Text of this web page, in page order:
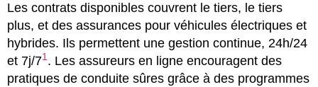
Les contrats disponibles couvrent le tiers, le tiers
plus, et des assurances pour véhicules électriques et
hybrides. Ils permettent une gestion continue, 24h/24
et 7j/71. Les assureurs en ligne encouragent des
pratiques de conduite sûres grâce à des programmes